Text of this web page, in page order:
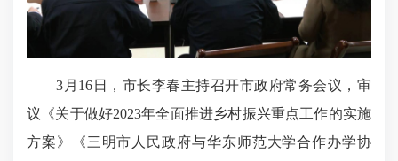
3月16日，市长李春主持召开市政府常务会议，审
议《关于做好2023年全面推进乡村振兴重点工作的实施
方案》《三明市人民政府与华东师范大学合作办学协